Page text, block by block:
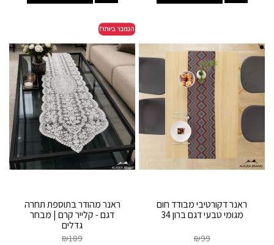
ראנר דקורטיבי מבודד חום
מגומי טבעי דגם ברון 34
₪99
ראנר מהודר בתוספת תחרה
דגם - קלייר קרם | מבחר
גדלים
₪189